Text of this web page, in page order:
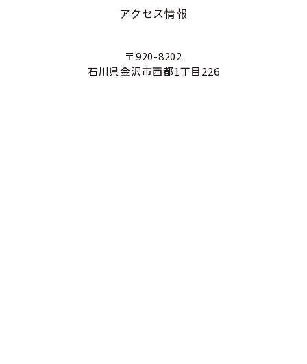
アクセス情報
〒920-8202
石川県金沢市西都1丁目226